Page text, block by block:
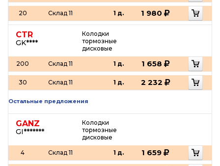
20 Склад 11 1 д. 1 980
CTR
GK****
Колодки
тормозные
дисковые
200 Склад 11 1 д. 1 658
30 Склад 11 1 д. 2 232
Остальные предложения
GANZ
GI*******
Колодки
тормозные
дисковые
4 Склад 11 1 д. 1 659